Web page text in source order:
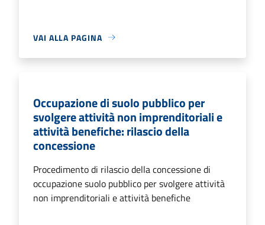
VAI ALLA PAGINA
Occupazione di suolo pubblico per
svolgere attività non imprenditoriali e
attività benefiche: rilascio della
concessione
Procedimento di rilascio della concessione di
occupazione suolo pubblico per svolgere attività
non imprenditoriali e attività benefiche